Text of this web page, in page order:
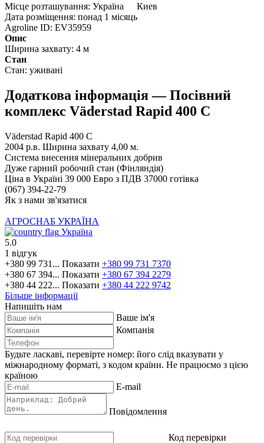
Місце розташування: Україна
Киев
Дата розміщення: понад 1 місяць
Agroline ID: EV35959
Опис
Ширина захвату: 4 м
Стан
Стан: уживані
Додаткова інформація — Посівний
комплекс Väderstad Rapid 400 C
Väderstad Rapid 400 С
2004 р.в. Ширина захвату 4,00 м.
Система внесення мінеральних добрив
Дуже гарний робочий стан (Фінляндія)
Ціна в Україні 39 000 Евро з ПДВ 37000 готівка
(067) 394-22-79
Як з нами зв'язатися
АГРОСНАБ УКРАЇНА
Україна
5.0
1 відгук
+380 99 731... Показати +380 99 731 7370
+380 67 394... Показати +380 67 394 2279
+380 44 222... Показати +380 44 222 9742
Більше інформації
Напишіть нам
Ваше ім'я
Компанія
Будьте ласкаві, перевірте номер: його слід вказувати у
міжнародному форматі, з кодом країни. Не працюємо з цією
країною
E-mail
Повідомлення
Код перевірки